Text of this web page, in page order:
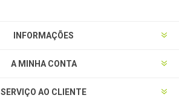
INFORMAÇÕES
A MINHA CONTA
SERVIÇO AO CLIENTE